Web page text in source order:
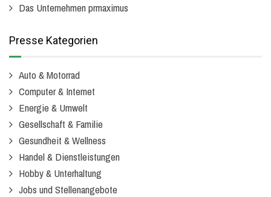
Das Unternehmen prmaximus
Presse Kategorien
Auto & Motorrad
Computer & Internet
Energie & Umwelt
Gesellschaft & Familie
Gesundheit & Wellness
Handel & Dienstleistungen
Hobby & Unterhaltung
Jobs und Stellenangebote